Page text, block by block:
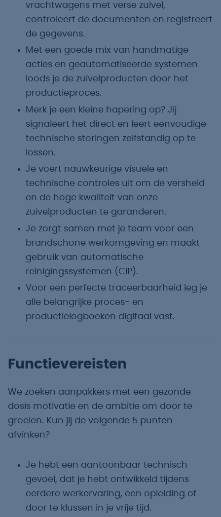
vrachtwagens met verse zuivel,
controleert de documenten en registreert
de gegevens.
Met een goede mix van handmatige
acties en geautomatiseerde systemen
loods je de zuivelproducten door het
productieproces.
Merk je een kleine hapering op? Jij
signaleert het direct en leert eenvoudige
technische storingen zelfstandig op te
lossen.
Je voert nauwkeurige visuele en
technische controles uit om de versheid
en de hoge kwaliteit van onze
zuivelproducten te garanderen.
Je zorgt samen met je team voor een
brandschone werkomgeving en maakt
gebruik van automatische
reinigingssystemen (CIP).
Voor een perfecte traceerbaarheid leg je
alle belangrijke proces- en
productielogboeken digitaal vast.
Functievereisten
We zoeken aanpakkers met een gezonde
dosis motivatie en de ambitie om door te
groeien. Kun jij de volgende 5 punten
afvinken?
Je hebt een aantoonbaar technisch
gevoel, dat je hebt ontwikkeld tijdens
eerdere werkervaring, een opleiding of
door te klussen in je vrije tijd.